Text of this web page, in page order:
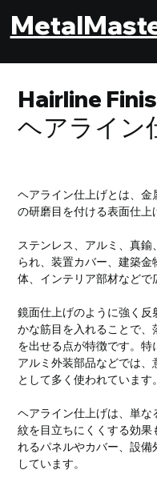
Hairline
ヘアライン
ヘアライン仕上げとは、
の研磨目を付ける表面仕上
ステンレス、アルミ、真
られ、装置カバー、建築
体、インテリア部材などで
鏡面仕上げのように強く
かな筋目を入れることで
を出せる点が特徴です。特
アルミ外装部品などでは
として多く使われています。
ヘアライン仕上げは、単
紋を目立ちにくくする効
れるパネルやカバー、設
しています。